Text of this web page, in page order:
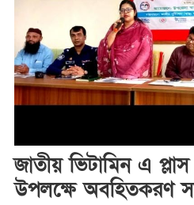
জাতীয় ভিটামিন এ
উপলক্ষে অবহিতকরণ